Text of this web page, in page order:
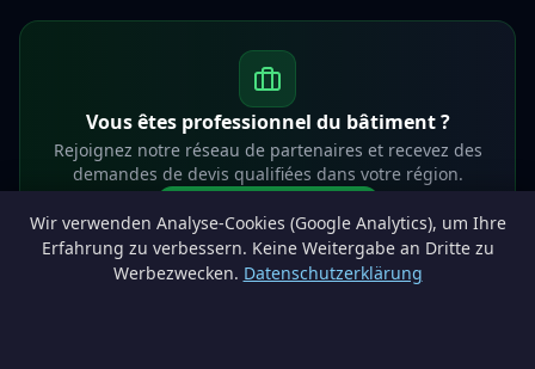
Wir verwenden Analyse-Cookies (Google Analytics), um Ihre
Erfahrung zu verbessern. Keine Weitergabe an Dritte zu
Werbezwecken. Datenschutzerklärung
Vous êtes professionnel du bâtiment ?
Rejoignez notre réseau de partenaires et recevez des
demandes de devis qualifiées dans votre région.
info@lesprosdemaville.be